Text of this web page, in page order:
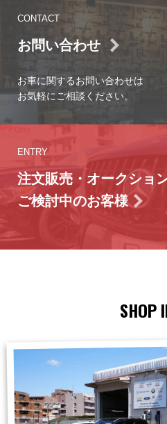
CONTACT
お問い合わせ
お車に関するお問い合わせは
お気軽にご相談ください。
ENTRY
注文販売・オークショ
ご検討中のお客様
SHOP